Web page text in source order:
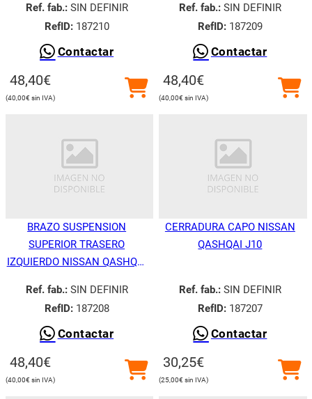
Ref. fab.:SIN DEFINIR
RefID:187210
Contactar
48,40€
40,00€
Ref. fab.:SIN DEFINIR
RefID:187209
Contactar
48,40€
40,00€
BRAZO SUSPENSION
SUPERIOR TRASERO
IZQUIERDO NISSAN QASHQAI
Ref. fab.:SIN DEFINIR
RefID:187208
Contactar
48,40€
40,00€
CERRADURA CAPO NISSAN
QASHQAI J10
Ref. fab.:SIN DEFINIR
RefID:187207
Contactar
30,25€
25,00€